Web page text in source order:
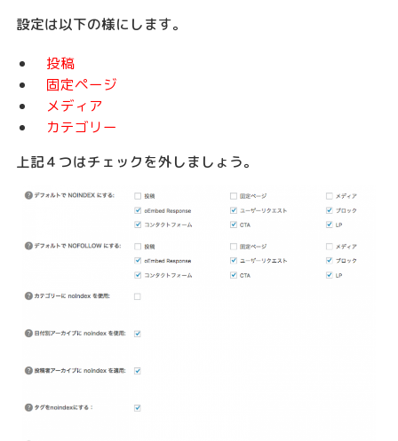
設定は以下の様にします。
投稿
固定ページ
メディア
カテゴリー
上記４つはチェックを外しましょう。